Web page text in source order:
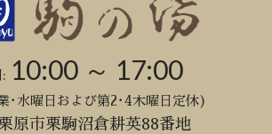
10:00 ～ 17:00
･水曜日および第2･4木曜日定休)
原市栗駒沼倉耕英88番地